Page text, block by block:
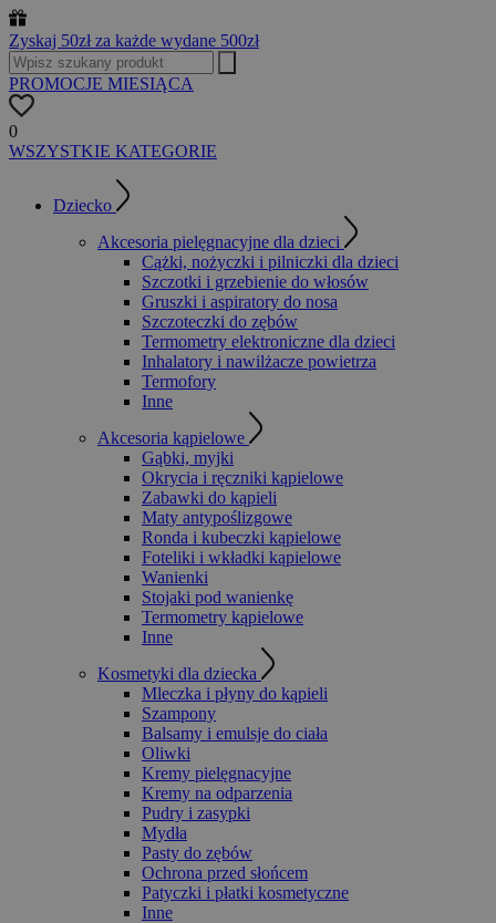
Zyskaj 50zł za każde wydane 500zł
PROMOCJE MIESIĄCA
0
WSZYSTKIE KATEGORIE
Dziecko
Akcesoria pielęgnacyjne dla dzieci
Cążki, nożyczki i pilniczki dla dzieci
Szczotki i grzebienie do włosów
Gruszki i aspiratory do nosa
Szczoteczki do zębów
Termometry elektroniczne dla dzieci
Inhalatory i nawilżacze powietrza
Termofory
Inne
Akcesoria kąpielowe
Gąbki, myjki
Okrycia i ręczniki kąpielowe
Zabawki do kąpieli
Maty antypoślizgowe
Ronda i kubeczki kąpielowe
Foteliki i wkładki kąpielowe
Wanienki
Stojaki pod wanienkę
Termometry kąpielowe
Inne
Kosmetyki dla dziecka
Mleczka i płyny do kąpieli
Szampony
Balsamy i emulsje do ciała
Oliwki
Kremy pielęgnacyjne
Kremy na odparzenia
Pudry i zasypki
Mydła
Pasty do zębów
Ochrona przed słońcem
Patyczki i płatki kosmetyczne
Inne